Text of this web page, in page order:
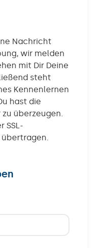
Nachricht
wir melden
mit Dir Deine
steht
Kennenlernen
hast die
überzeugen.
SSL-